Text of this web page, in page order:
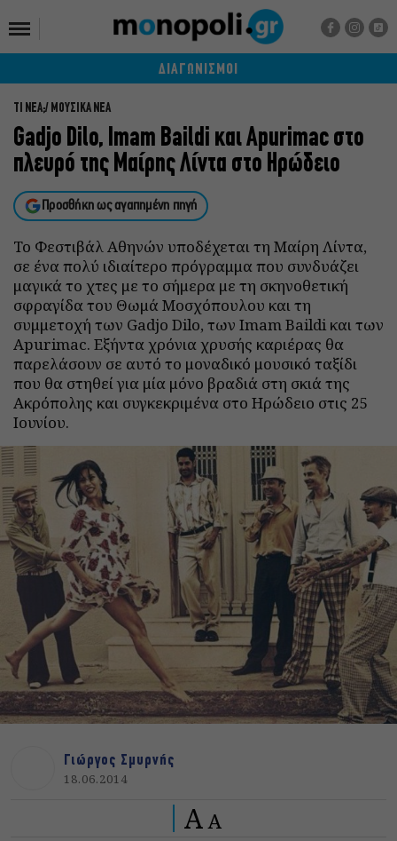
ΔΙΑΓΩΝΙΣΜΟΙ
ΤΙ ΝΕΑ; ΜΟΥΣΙΚΑ ΝΕΑ
Gadjo Dilo, Imam Baildi και Apurimac στο
πλευρό της Μαίρης Λίντα στο Ηρώδειο
Προσθήκη ως αγαπημένη πηγή
To Φεστιβάλ Αθηνών υποδέχεται τη Μαίρη Λίντα,
σε ένα πολύ ιδιαίτερο πρόγραμμα που συνδυάζει
μαγικά το χτες με το σήμερα με τη σκηνοθετική
σφραγίδα του Θωμά Μοσχόπουλου και τη
συμμετοχή των Gadjo Dilo, των Imam Baildi και των
Apurimac. Εξήντα χρόνια χρυσής καριέρας θα
παρελάσουν σε αυτό το μοναδικό μουσικό ταξίδι
που θα στηθεί για μία μόνο βραδιά στη σκιά της
Ακρόπολης και συγκεκριμένα στο Ηρώδειο στις 25
Ιουνίου.
Γιώργος Σμυρνής
18.06.2014
A A